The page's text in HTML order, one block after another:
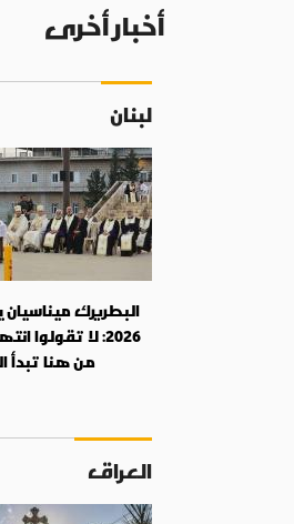
أخبار أخرى
لبنان
2026: لا تقولوا
من هنا تبدأ
العراق